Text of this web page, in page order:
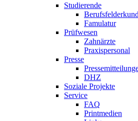
Studierende
Famulatur
Prüfwesen
Zahnärzte
Praxispersonal
Presse
DHZ
Soziale Projekte
Service
FAQ
Printmedien